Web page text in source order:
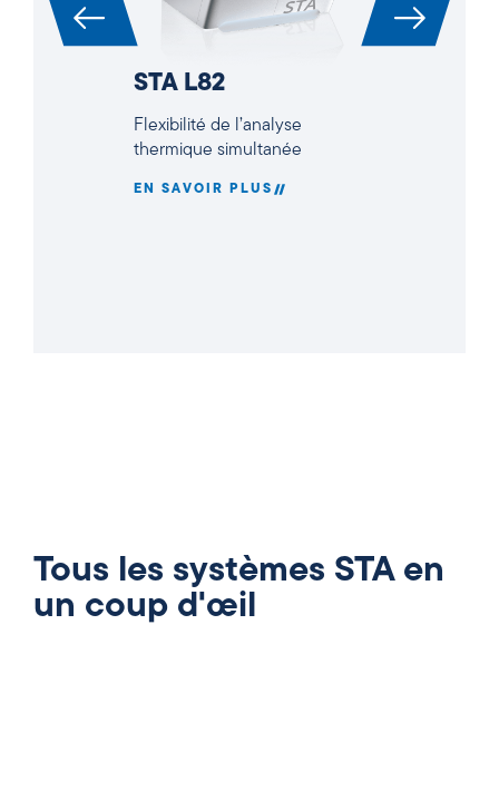
STA L82
Flexibilité de l’analyse
thermique simultanée
EN SAVOIR PLUS
Tous les systèmes STA en
un coup d'œil